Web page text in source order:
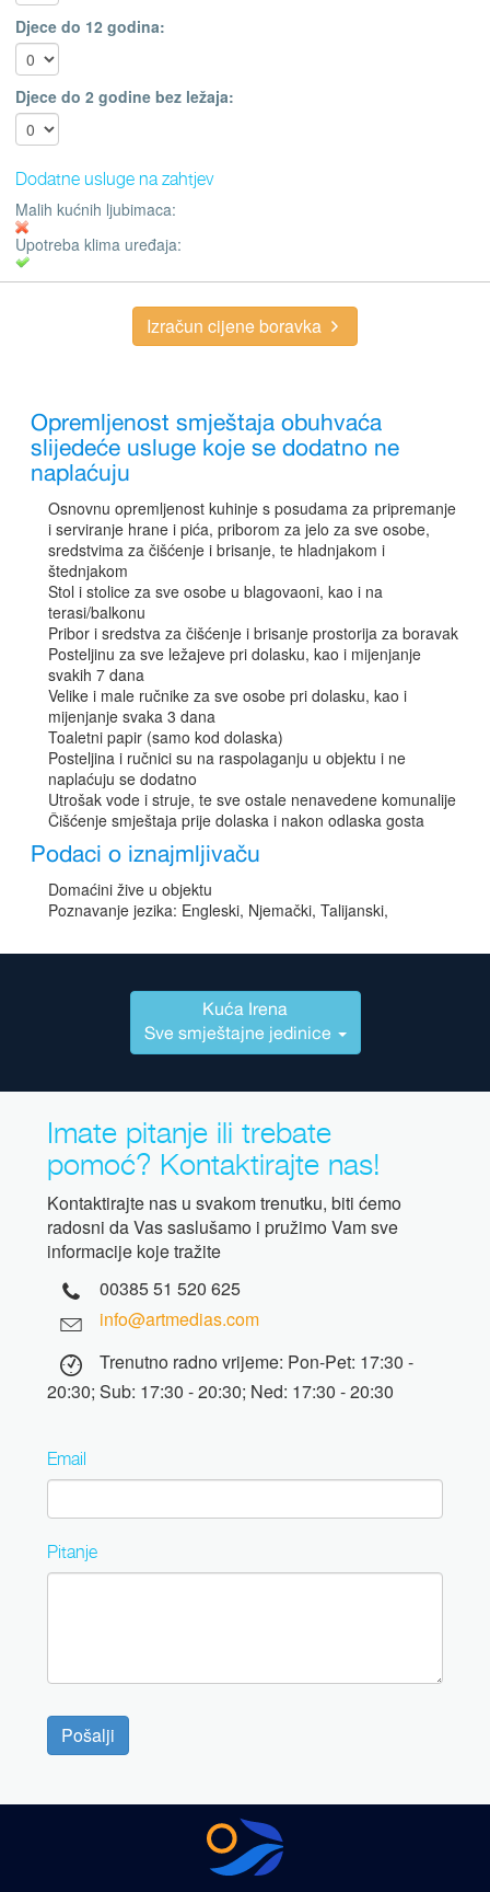
Djece do 12 godina:
Djece do 2 godine bez ležaja:
Dodatne usluge na zahtjev
Malih kućnih ljubimaca:
Upotreba klima uređaja:
Izračun cijene boravka
Opremljenost smještaja obuhvaća
slijedeće usluge koje se dodatno ne
naplaćuju
Osnovnu opremljenost kuhinje s posudama za pripremanje
i serviranje hrane i pića, priborom za jelo za sve osobe,
sredstvima za čišćenje i brisanje, te hladnjakom i
štednjakom
Stol i stolice za sve osobe u blagovaoni, kao i na
terasi/balkonu
Pribor i sredstva za čišćenje i brisanje prostorija za boravak
Posteljinu za sve ležajeve pri dolasku, kao i mijenjanje
svakih 7 dana
Velike i male ručnike za sve osobe pri dolasku, kao i
mijenjanje svaka 3 dana
Toaletni papir (samo kod dolaska)
Posteljina i ručnici su na raspolaganju u objektu i ne
naplaćuju se dodatno
Utrošak vode i struje, te sve ostale nenavedene komunalije
Čišćenje smještaja prije dolaska i nakon odlaska gosta
Podaci o iznajmljivaču
Domaćini žive u objektu
Poznavanje jezika: Engleski, Njemački, Talijanski,
Kuća Irena
Sve smještajne jedinice
Imate pitanje ili trebate
pomoć? Kontaktirajte nas!
Kontaktirajte nas u svakom trenutku, biti ćemo
radosni da Vas saslušamo i pružimo Vam sve
informacije koje tražite
00385 51 520 625
info@artmedias.com
Trenutno radno vrijeme: Pon-Pet: 17:30 -
20:30; Sub: 17:30 - 20:30; Ned: 17:30 - 20:30
Email
Pitanje
Pošalji